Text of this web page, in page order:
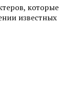
которые
известных